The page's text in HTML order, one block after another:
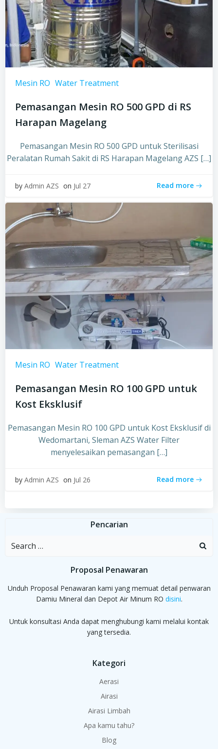
Mesin RO Water Treatment
Pemasangan Mesin RO 500 GPD di RS
Harapan Magelang
Pemasangan Mesin RO 500 GPD untuk Sterilisasi
Peralatan Rumah Sakit di RS Harapan Magelang AZS […]
by Admin AZS on Jul 27 Read more
Mesin RO Water Treatment
Pemasangan Mesin RO 100 GPD untuk
Kost Eksklusif
Pemasangan Mesin RO 100 GPD untuk Kost Eksklusif di
Wedomartani, Sleman AZS Water Filter
menyelesaikan pemasangan […]
by Admin AZS on Jul 26 Read more
Pencarian
Search
Proposal Penawaran
Unduh Proposal Penawaran kami yang memuat detail penwaran
Damiu Mineral dan Depot Air Minum RO disini.
Untuk konsultasi Anda dapat menghubungi kami melalui kontak
yang tersedia.
Kategori
Aerasi
Airasi
Airasi Limbah
Apa kamu tahu?
Blog